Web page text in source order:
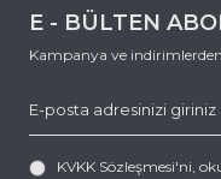
E - BÜLTEN
Kampanya ve
KVKK Sözleşmesi'ni,